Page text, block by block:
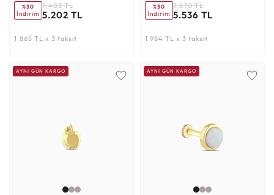
%30
İndirim
7.403 TL
5.202 TL
1.865 TL x 3 taksit
%30
İndirim
7.870 TL
5.536 TL
1.984 TL x 3 taksit
AYNI GÜN KARGO AYNI GÜN KARGO